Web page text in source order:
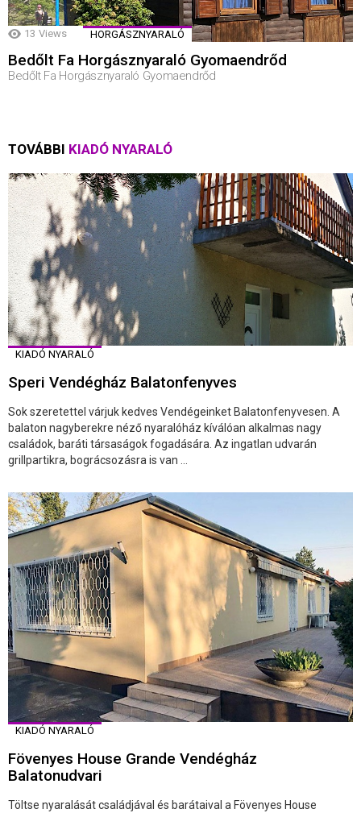
13 Views HORGÁSZNYARALÓ
Bedőlt Fa Horgásznyaraló Gyomaendrőd
Bedőlt Fa Horgásznyaraló Gyomaendrőd
TOVÁBBI KIADÓ NYARALÓ
KIADÓ NYARALÓ
Speri Vendégház Balatonfenyves
Sok szeretettel várjuk kedves Vendégeinket Balatonfenyvesen. A
balaton nagyberekre néző nyaralóház kíválóan alkalmas nagy
családok, baráti társaságok fogadására. Az ingatlan udvarán
grillpartikra, bográcsozásra is van ...
KIADÓ NYARALÓ
Fövenyes House Grande Vendégház
Balatonudvari
Töltse nyaralását családjával és barátaival a Fövenyes House